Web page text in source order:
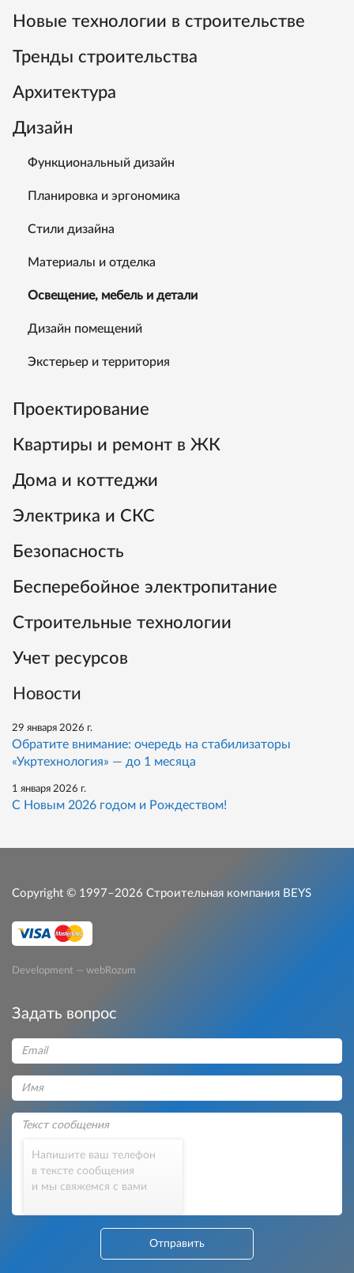
Новые технологии в строительстве
Тренды строительства
Архитектура
Дизайн
Функциональный дизайн
Планировка и эргономика
Стили дизайна
Материалы и отделка
Освещение, мебель и детали
Дизайн помещений
Экстерьер и территория
Проектирование
Квартиры и ремонт в ЖК
Дома и коттеджи
Электрика и СКС
Безопасность
Бесперебойное электропитание
Строительные технологии
Учет ресурсов
Новости
29 января 2026 г.
Обратите внимание: очередь на стабилизаторы
«Укртехнология» — до 1 месяца
1 января 2026 г.
С Новым 2026 годом и Рождеством!
Copyright © 1997–2026 Строительная компания BEYS
Development — webRozum
Задать вопрос
Напишите ваш телефон
в тексте сообщения
и мы свяжемся с вами
Отправить